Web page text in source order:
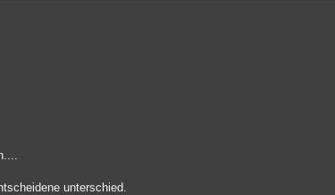
unterschied.